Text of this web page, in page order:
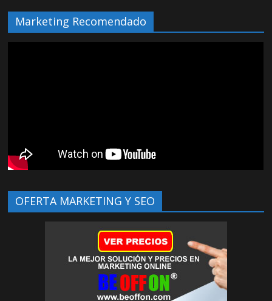
Marketing Recomendado
OFERTA MARKETING Y SEO